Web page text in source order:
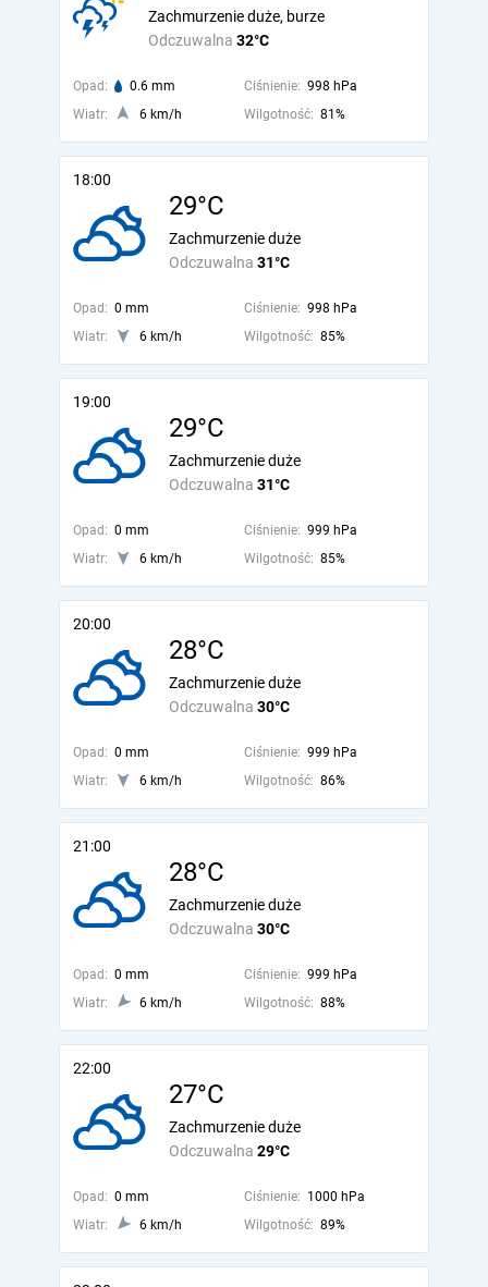
Odczuwalna 32°C
Zachmurzenie duże, burze
Opad: 0.6 mm Ciśnienie: 998 hPa
Wiatr:
6 km/h Wilgotność: 81%
18:00
29°C
Odczuwalna 31°C
Zachmurzenie duże
Opad: 0 mm Ciśnienie: 998 hPa
Wiatr:
6 km/h Wilgotność: 85%
19:00
29°C
Odczuwalna 31°C
Zachmurzenie duże
Opad: 0 mm Ciśnienie: 999 hPa
Wiatr:
6 km/h Wilgotność: 85%
20:00
28°C
Odczuwalna 30°C
Zachmurzenie duże
Opad: 0 mm Ciśnienie: 999 hPa
Wiatr:
6 km/h Wilgotność: 86%
21:00
28°C
Odczuwalna 30°C
Zachmurzenie duże
Opad: 0 mm Ciśnienie: 999 hPa
Wiatr:
6 km/h Wilgotność: 88%
22:00
27°C
Odczuwalna 29°C
Zachmurzenie duże
Opad: 0 mm Ciśnienie: 1000 hPa
Wiatr:
6 km/h Wilgotność: 89%